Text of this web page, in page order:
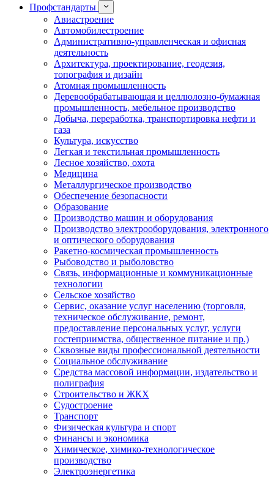
Профстандарты
Авиастроение
Автомобилестроение
Административно-управленческая и офисная
деятельность
Архитектура, проектирование, геодезия,
топография и дизайн
Атомная промышленность
Деревообрабатывающая и целлюлозно-бумажная
промышленность, мебельное производство
Добыча, переработка, транспортировка нефти и
газа
Культура, искусство
Легкая и текстильная промышленность
Лесное хозяйство, охота
Медицина
Металлургическое производство
Обеспечение безопасности
Образование
Производство машин и оборудования
Производство электрооборудования, электронного
и оптического оборудования
Ракетно-космическая промышленность
Рыбоводство и рыболовство
Связь, информационные и коммуникационные
технологии
Сельское хозяйство
Сервис, оказание услуг населению (торговля,
техническое обслуживание, ремонт,
предоставление персональных услуг, услуги
гостеприимства, общественное питание и пр.)
Сквозные виды профессиональной деятельности
Социальное обслуживание
Средства массовой информации, издательство и
полиграфия
Строительство и ЖКХ
Судостроение
Транспорт
Физическая культура и спорт
Финансы и экономика
Химическое, химико-технологическое
производство
Электроэнергетика